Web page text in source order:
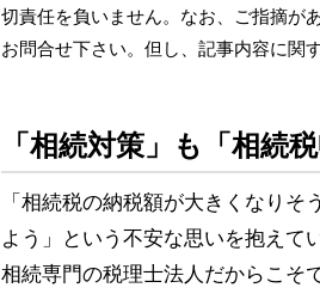
切責任を負いません。なお、ご指摘が
お問合せ下さい。但し、記事内容に関
「相続対策」も「相続
「相続税の納税額が大きくなり
よう」という不安な思いを抱えて
相続専門の税理士法人だからこそ